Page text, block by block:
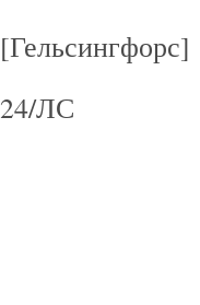
[Гельсингфорс]
24/ЛС